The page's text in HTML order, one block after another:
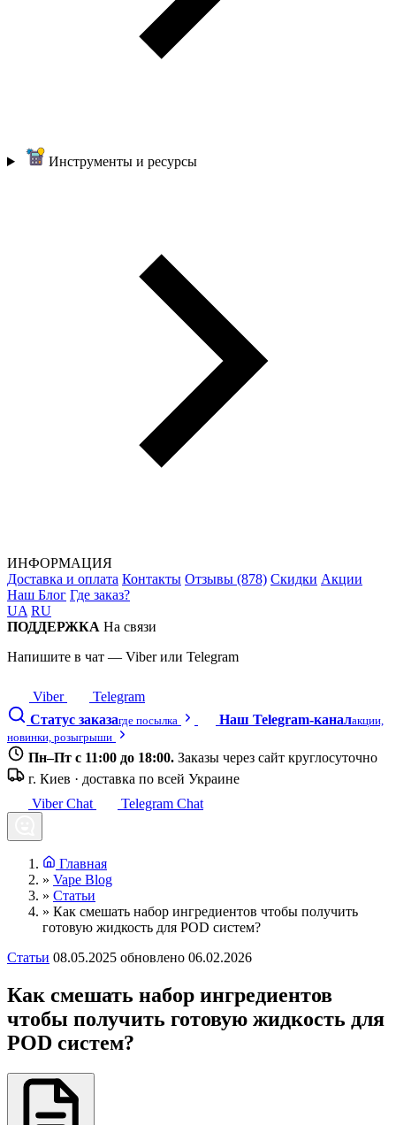
Инструменты и ресурсы
ИНФОРМАЦИЯ
Доставка и оплата Контакты Отзывы (878) Скидки Акции
Наш Блог Где заказ?
UA RU
ПОДДЕРЖКА На связи
Напишите в чат — Viber или Telegram
Viber
Telegram
Статус заказагде посылка Наш Telegram-каналакции,
новинки, розыгрыши
Пн–Пт с 11:00 до 18:00. Заказы через сайт круглосуточно
г. Киев · доставка по всей Украине
Viber Chat
Telegram Chat
Главная
» Vape Blog
» Статьи
» Как смешать набор ингредиентов чтобы получить
готовую жидкость для POD систем?
Статьи 08.05.2025 обновлено 06.02.2026
Как смешать набор ингредиентов
чтобы получить готовую жидкость для
POD систем?